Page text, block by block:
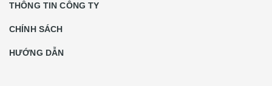
THÔNG TIN CÔNG TY
CHÍNH SÁCH
HƯỚNG DẪN